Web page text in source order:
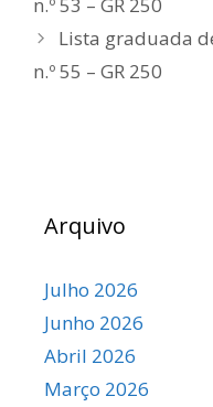
Lista graduada
n.º 55 – GR 250
Arquivo
Julho 2026
Junho 2026
Abril 2026
Março 2026